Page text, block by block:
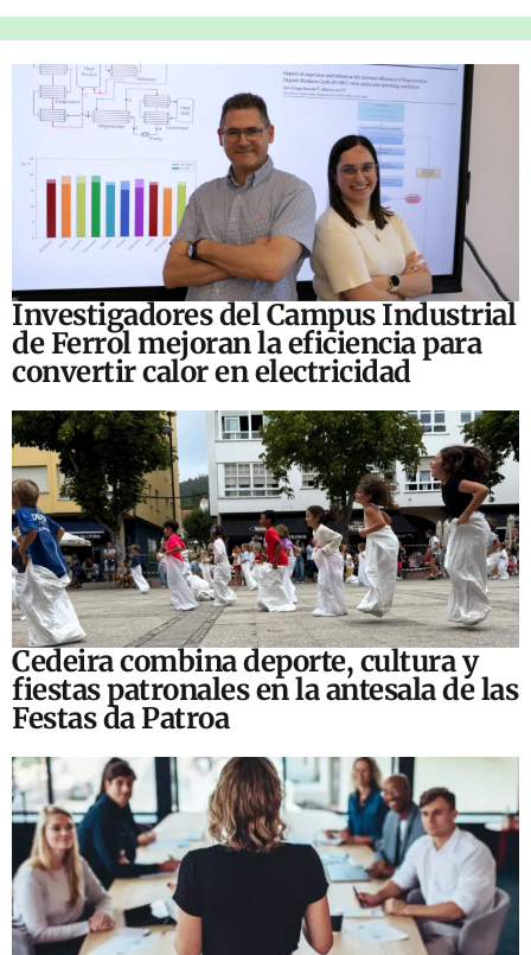
Investigadores del Campus Industrial
de Ferrol mejoran la eficiencia para
convertir calor en electricidad
Cedeira combina deporte, cultura y
fiestas patronales en la antesala de las
Festas da Patroa